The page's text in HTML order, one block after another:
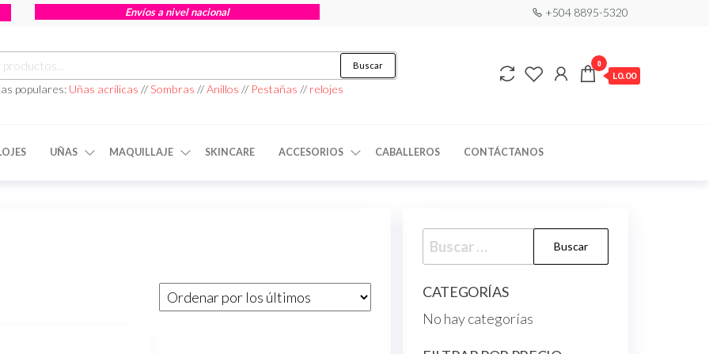
Envíos a nivel nacional +504 8895-5320
Buscar
populares: Uñas acrílicas //Sombras //Anillos // Pestañas // relojes
0
L0.00
UÑAS MAQUILLAJE SKINCARE ACCESORIOS CABALLEROS CONTÁCTANOS
CATEGORÍAS
No hay categorías